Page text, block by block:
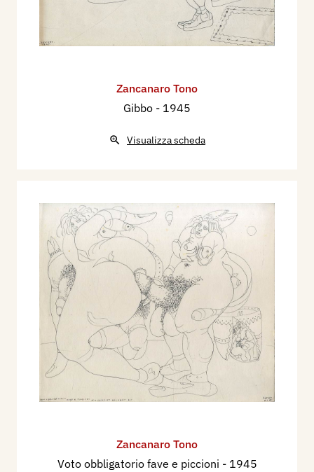
Zancanaro Tono
Gibbo - 1945
Visualizza scheda
Zancanaro Tono
Voto obbligatorio fave e piccioni - 1945